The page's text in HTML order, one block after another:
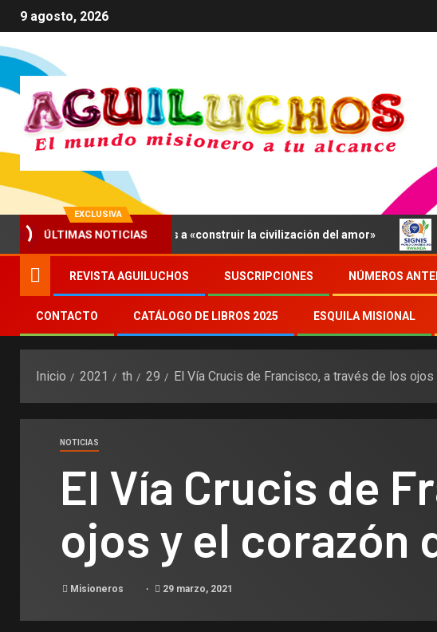
9 agosto, 2026
EXCLUSIVA
ÚLTIMAS NOTICIAS
XIV invita a los jóvenes a «construir la civilización del amor» León
REVISTA AGUILUCHOS SUSCRIPCIONES NÚMEROS
CONTACTO CATÁLOGO DE LIBROS 2025 ESQUILA MISIONAL
Inicio 2021 th 29 El Vía Crucis de Francisco, a través de los
NOTICIAS
El Vía Crucis de
ojos y el corazón
Misioneros 29 marzo, 2021